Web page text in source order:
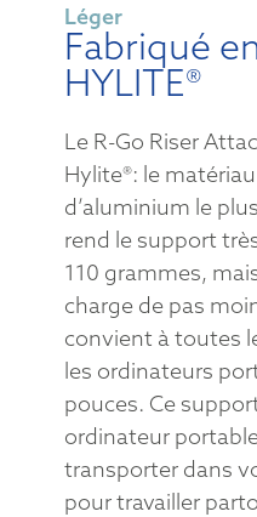
Léger
Fabriqué
HYLITE®
Le R-Go Riser
Hylite®: le
d’aluminium le
rend le support
110 grammes,
charge de pas
convient à toutes
les ordinateurs
pouces. Ce
ordinateur
transporter dans
pour travailler